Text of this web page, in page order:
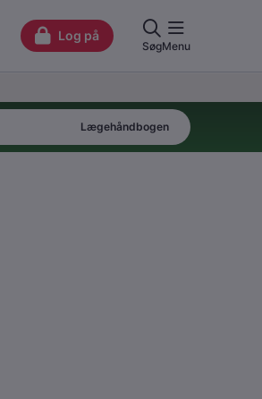
Lægehåndbogen